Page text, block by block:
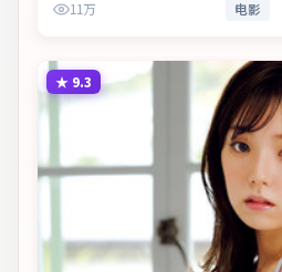
11万 电影
★ 9.3